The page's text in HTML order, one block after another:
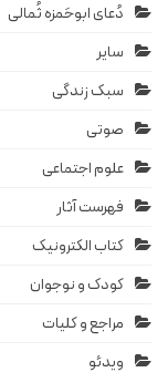
دُعای ابوحَمزه ثُمالی
سایر
سبک زندگی
صوتی
علوم اجتماعی
فهرست آثار
کتاب الکترونیک
کودک و نوجوان
مراجع و کلیات
ویدئو